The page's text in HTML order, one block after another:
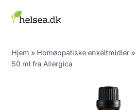
Hjem » Homøopatiske enkeltmidler »
50 ml fra Allergica